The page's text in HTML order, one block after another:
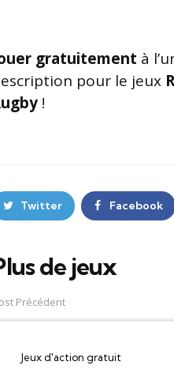
gratuitement à
pour le jeux
!
Twitter Facebook
de jeux
Précédent
Jeux d'action gratuit